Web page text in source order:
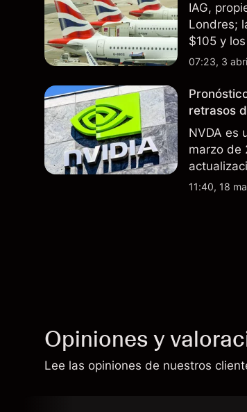
IAG,
Londres;
$105 y
rutas. El
07:23, 3
retrasos
NVDA es
marzo de
11:40, 18
Opiniones y
Lee las opiniones de nuestros